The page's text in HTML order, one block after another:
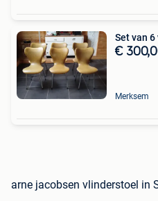
€
Merksem
arne jacobsen vlinderstoel in